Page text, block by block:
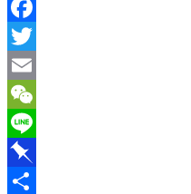
Facebook
Twitter
Email
WeChat
Line
Pinboard